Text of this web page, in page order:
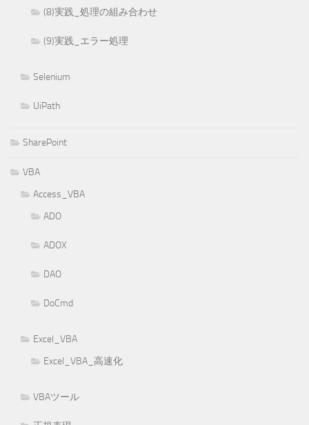
(8)実践_処理の組み合わせ
(9)実践_エラー処理
Selenium
UiPath
SharePoint
VBA
Access_VBA
ADO
ADOX
DAO
DoCmd
Excel_VBA
Excel_VBA_高速化
VBAツール